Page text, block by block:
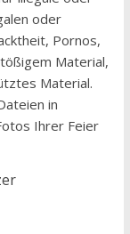
oder
Pornos,
Material,
Material.
in
Ihrer Feier